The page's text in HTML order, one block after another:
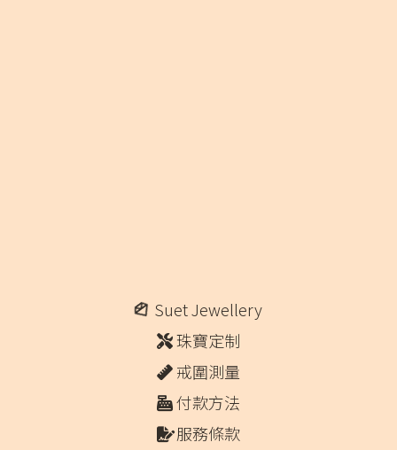
Suet Jewellery
珠寶定制
戒圍測量
付款方法
服務條款